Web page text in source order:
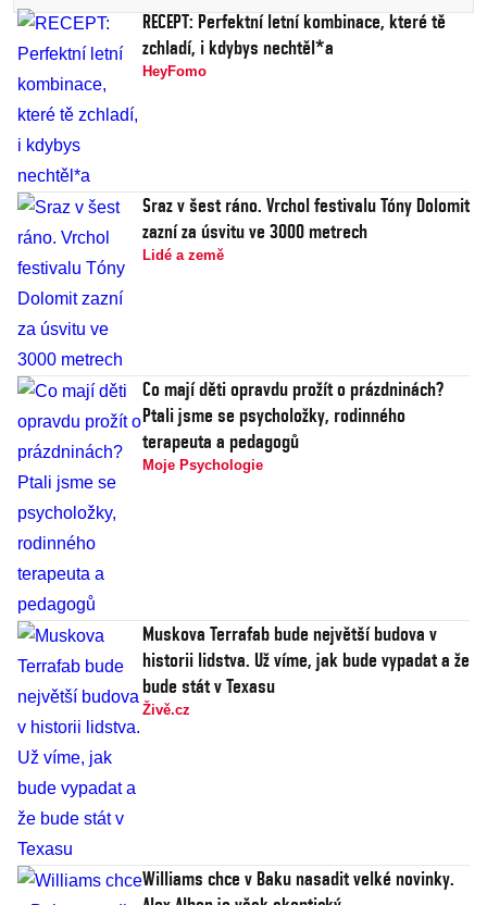
RECEPT: Perfektní letní kombinace, které tě
zchladí, i kdybys nechtěl*a
HeyFomo
Sraz v šest ráno. Vrchol festivalu Tóny Dolomit
zazní za úsvitu ve 3000 metrech
Lidé a země
Co mají děti opravdu prožít o prázdninách?
Ptali jsme se psycholožky, rodinného
terapeuta a pedagogů
Moje Psychologie
Muskova Terrafab bude největší budova v
historii lidstva. Už víme, jak bude vypadat a že
bude stát v Texasu
Živě.cz
Williams chce v Baku nasadit velké novinky.